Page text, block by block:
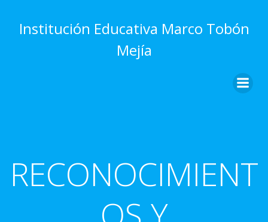
al
contenido
Institución Educativa Marco Tobón
Mejía
RECONOCIMIENT